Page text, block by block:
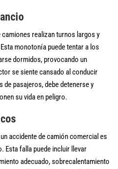
realizan turnos largos y
monotonía puede tentar a los
dormidos, provocando un
se siente cansado al conducir
pasajeros, debe detenerse y
su vida en peligro.
accidente de camión comercial es
Esta falla puede incluir llevar
adecuado, sobrecalentamiento